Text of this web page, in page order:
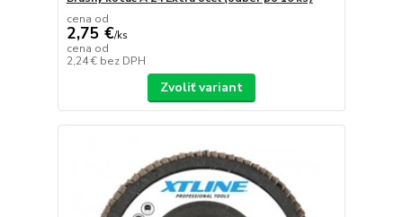
cena od
2,75 €/ks
cena od
2,24 € bez DPH
Zvoliť variant